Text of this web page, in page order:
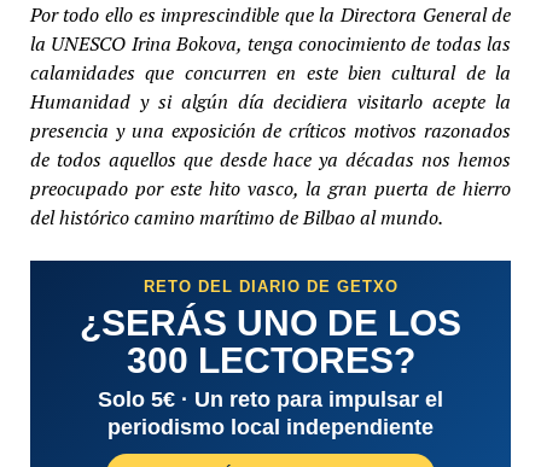
Por todo ello es imprescindible que la Directora General de
la UNESCO Irina Bokova, tenga conocimiento de todas las
calamidades que concurren en este bien cultural de la
Humanidad y si algún día decidiera visitarlo acepte la
presencia y una exposición de críticos motivos razonados
de todos aquellos que desde hace ya décadas nos hemos
preocupado por este hito vasco, la gran puerta de hierro
del histórico camino marítimo de Bilbao al mundo.
RETO DEL DIARIO DE GETXO
¿SERÁS UNO DE LOS
300 LECTORES?
Solo 5€ · Un reto para impulsar el
periodismo local independiente